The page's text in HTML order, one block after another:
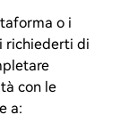
o i
richiederti di
con le
a: